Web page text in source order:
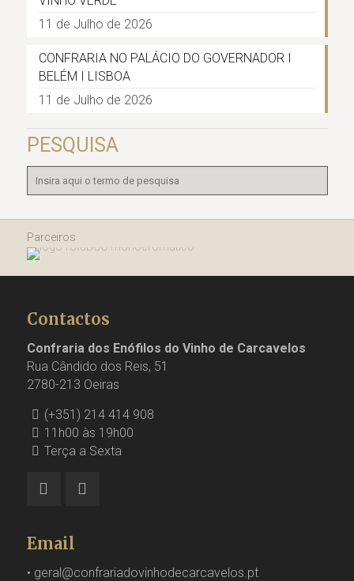
11 de Julho de 2026
CONFRARIA NO PALÁCIO DO GOVERNADOR I
BELÉM I LISBOA
11 de Julho de 2026
PESQUISA
Parceiros
Contactos
Confraria dos Enófilos do Vinho de Carcavelos
Rua Cândido dos Reis, 51
2780-213 Oeiras
(+351) 214 414 908
11h00 às 19h00
Terça a Sexta
Email
• geral@confrariadovinhodecarcavelos.pt